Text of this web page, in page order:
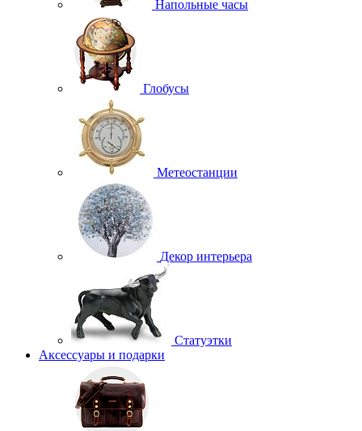
Напольные часы
Глобусы
Метеостанции
Декор интерьера
Статуэтки
Аксессуары и подарки